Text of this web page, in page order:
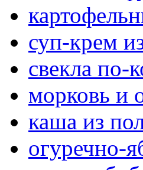
суп-крем
свекла по-
морковь и
каша из
огуречно-